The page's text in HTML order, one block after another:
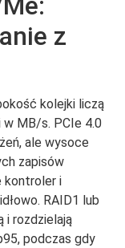
z
kolejki liczą
MB/s. PCIe 4.0
ale wysoce
zapisów
kontroler i
RAID1 lub
i rozdzielają
podczas gdy